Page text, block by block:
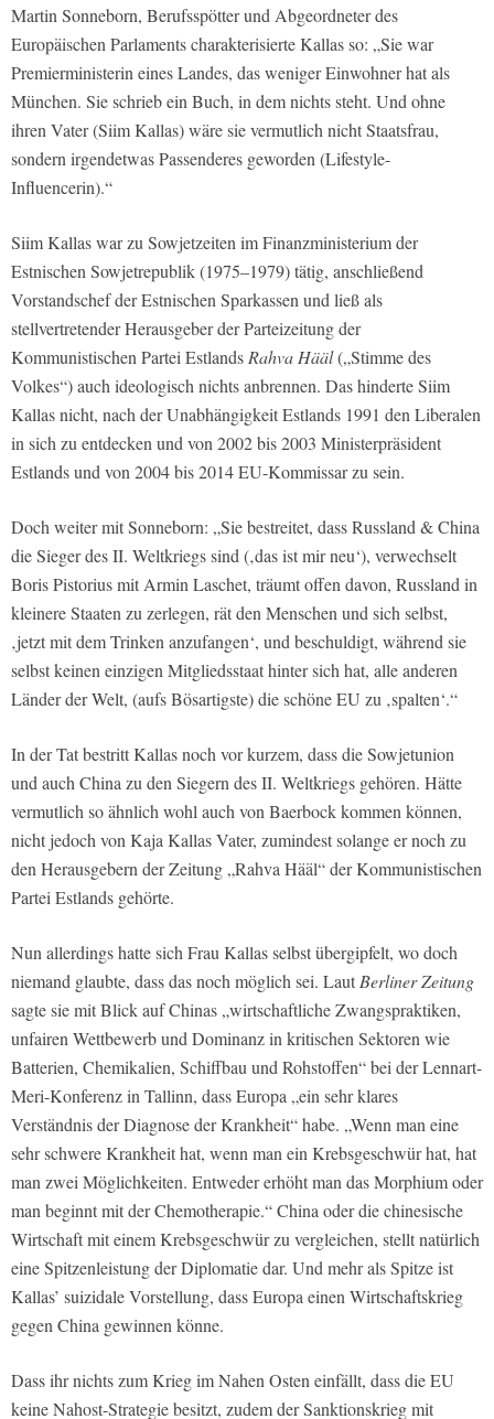
Martin Sonneborn, Berufsspötter und Abgeordneter des
Europäischen Parlaments charakterisierte Kallas so: „Sie war
Premierministerin eines Landes, das weniger Einwohner hat als
München. Sie schrieb ein Buch, in dem nichts steht. Und ohne
ihren Vater (Siim Kallas) wäre sie vermutlich nicht Staatsfrau,
sondern irgendetwas Passenderes geworden (Lifestyle-
Influencerin).“
Siim Kallas war zu Sowjetzeiten im Finanzministerium der
Estnischen Sowjetrepublik (1975–1979) tätig, anschließend
Vorstandschef der Estnischen Sparkassen und ließ als
stellvertretender Herausgeber der Parteizeitung der
Kommunistischen Partei EstlandsRahva Hääl(„Stimme des
Volkes“) auch ideologisch nichts anbrennen. Das hinderte Siim
Kallas nicht, nach der Unabhängigkeit Estlands 1991 den Liberalen
in sich zu entdecken und von 2002 bis 2003 Ministerpräsident
Estlands und von 2004 bis 2014 EU-Kommissar zu sein.
Doch weiter mit Sonneborn: „Sie bestreitet, dass Russland & China
die Sieger des II. Weltkriegs sind (‚das ist mir neu‘), verwechselt
Boris Pistorius mit Armin Laschet, träumt offen davon, Russland in
kleinere Staaten zu zerlegen, rät den Menschen und sich selbst,
‚jetzt mit dem Trinken anzufangen‘, und beschuldigt, während sie
selbst keinen einzigen Mitgliedsstaat hinter sich hat, alle anderen
Länder der Welt, (aufs Bösartigste) die schöne EU zu ‚spalten‘.“
In der Tat bestritt Kallas noch vor kurzem, dass die Sowjetunion
und auch China zu den Siegern des II. Weltkriegs gehören. Hätte
vermutlich so ähnlich wohl auch von Baerbock kommen können,
nicht jedoch von Kaja Kallas Vater, zumindest solange er noch zu
den Herausgebern der Zeitung „Rahva Hääl“ der Kommunistischen
Partei Estlands gehörte.
Nun allerdings hatte sich Frau Kallas selbst übergipfelt, wo doch
niemand glaubte, dass das noch möglich sei. LautBerliner Zeitung
sagte sie mit Blick auf Chinas „wirtschaftliche Zwangspraktiken,
unfairen Wettbewerb und Dominanz in kritischen Sektoren wie
Batterien, Chemikalien, Schiffbau und Rohstoffen“ bei der Lennart-
Meri-Konferenz in Tallinn, dass Europa „ein sehr klares
Verständnis der Diagnose der Krankheit“ habe. „Wenn man eine
sehr schwere Krankheit hat, wenn man ein Krebsgeschwür hat, hat
man zwei Möglichkeiten. Entweder erhöht man das Morphium oder
man beginnt mit der Chemotherapie.“ China oder die chinesische
Wirtschaft mit einem Krebsgeschwür zu vergleichen, stellt natürlich
eine Spitzenleistung der Diplomatie dar. Und mehr als Spitze ist
Kallas’ suizidale Vorstellung, dass Europa einen Wirtschaftskrieg
gegen China gewinnen könne.
Dass ihr nichts zum Krieg im Nahen Osten einfällt, dass die EU
keine Nahost-Strategie besitzt, zudem der Sanktionskrieg mit